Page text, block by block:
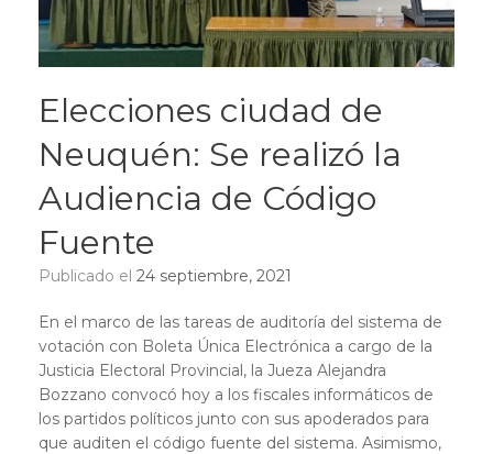
Elecciones ciudad de
Neuquén: Se realizó la
Audiencia de Código
Fuente
Publicado el 24 septiembre, 2021
En el marco de las tareas de auditoría del sistema de
votación con Boleta Única Electrónica a cargo de la
Justicia Electoral Provincial, la Jueza Alejandra
Bozzano convocó hoy a los fiscales informáticos de
los partidos políticos junto con sus apoderados para
que auditen el código fuente del sistema. Asimismo,